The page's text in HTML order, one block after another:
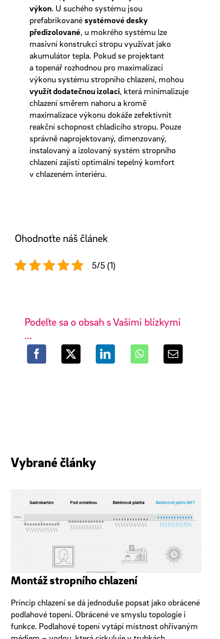
výkon. U suchého systému jsou
prefabrikovanésystémové desky
předizolované, u mokrého systému lze
masivní konstrukci stropu využívat jako
akumulátor tepla. Pokud se projektant
a topenář rozhodnou pro maximalizaci
výkonu systému stropního chlazení, mohou
využít dodatečnou izolaci, která minimalizuje
chlazení směrem nahoru a kromě
maximalizace výkonu dokáže zefektivnit
reakční schopnost chladicího stropu. Pouze
správně naprojektovaný, dimenzovaný,
instalovaný a izolovaný systém stropního
chlazení zajistí optimální tepelný komfort
v chlazeném interiéru.
Ohodnoťte náš článek
5/5 (1)
Podeľte sa o obsah s Vašimi blízkymi
...
Vybrané články
Montáž stropního chlazení
Princip chlazení se dá jednoduše popsat jako obrácené
podlahové topení. Obrácené ve smyslu topologie i
funkce. Podlahové topení vytápí místnost ohřívaným